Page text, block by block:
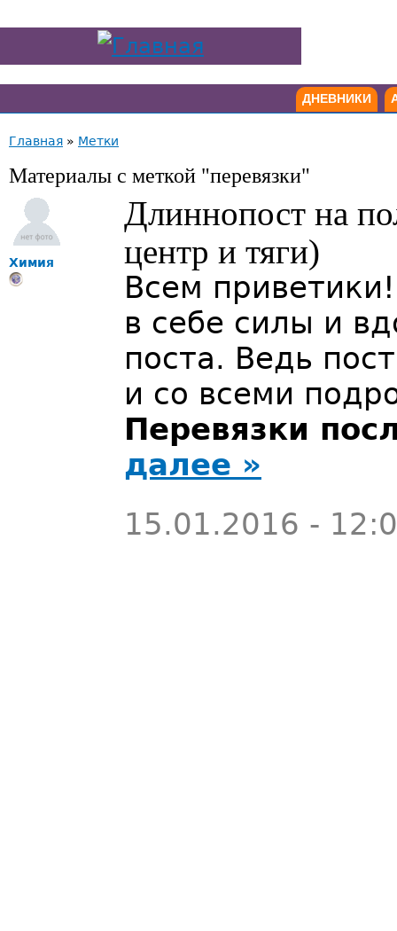
ДНЕВНИКИ
Главная » Метки
Материалы с меткой "перевязки"
Химия
Длиннопост на
центр и тяги)
Всем
в себе силы и
поста. Ведь
и со всеми
Перевязки
далее »
15.01.2016 -